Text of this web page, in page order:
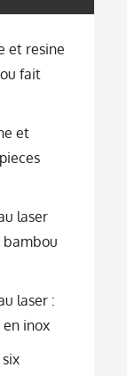
et resine
fait
et
laser
bambou
laser :
en inox